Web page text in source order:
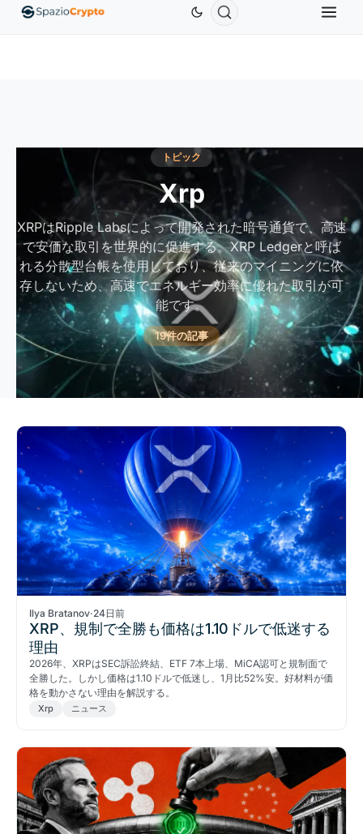
EthereumETH$1,880.58 TetherUSDT$0.9991 BNBBNB
トピック
Xrp
XRPはRipple Labsによって開発された暗号通貨で、高速
で安価な取引を世界的に促進する。XRP Ledgerと呼ば
れる分散型台帳を使用しており、従来のマイニングに依
存しないため、高速でエネルギー効率に優れた取引が可
能です。
19件の記事
Ilya Bratanov·24日前
XRP、規制で全勝も価格は1.10ドルで低迷する
理由
2026年、XRPはSEC訴訟終結、ETF 7本上場、MiCA認可と規制面で
全勝した。しかし価格は1.10ドルで低迷し、1月比52%安。好材料が価
格を動かさない理由を解説する。
Xrp ニュース